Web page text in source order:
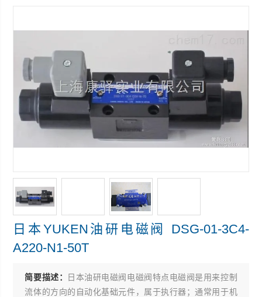
日本YUKEN油研电磁阀 DSG-01-3C4-
A220-N1-50T
简要描述：
日本油研电磁阀电磁阀特点电磁阀是用来控制
流体的方向的自动化基础元件，属于执行器；通常用于机